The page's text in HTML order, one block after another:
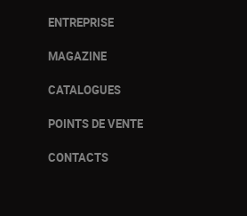
ENTREPRISE
MAGAZINE
CATALOGUES
POINTS DE VENTE
CONTACTS